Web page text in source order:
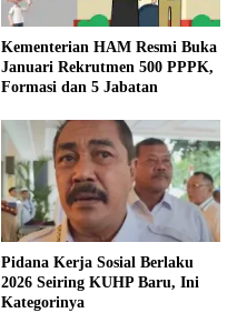
Kementerian HAM Resmi Buka
Januari Rekrutmen 500 PPPK,
Formasi dan 5 Jabatan
Pidana Kerja Sosial Berlaku
2026 Seiring KUHP Baru, Ini
Kategorinya